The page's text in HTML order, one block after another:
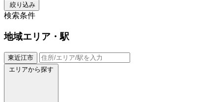
絞り込み
検索条件
地域エリア・駅
東近江市
エリアから探す